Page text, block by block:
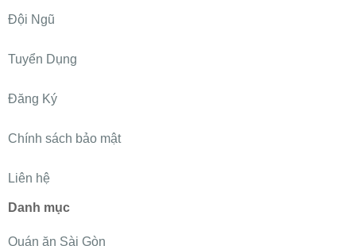
Đội Ngũ
Tuyển Dụng
Đăng Ký
Chính sách bảo mật
Liên hệ
Danh mục
Quán ăn Sài Gòn